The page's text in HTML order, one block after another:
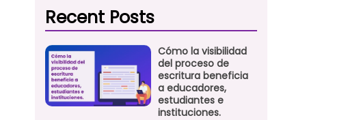
Recent Posts
Cómo la visibilidad
del proceso de
escritura beneficia
a educadores,
estudiantes e
instituciones.